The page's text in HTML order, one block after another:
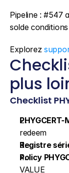
Pipeline : #547
solde
Explorez
plus
Checklist
PHYGCERT-
redeem
Registre
Policy
VALUE